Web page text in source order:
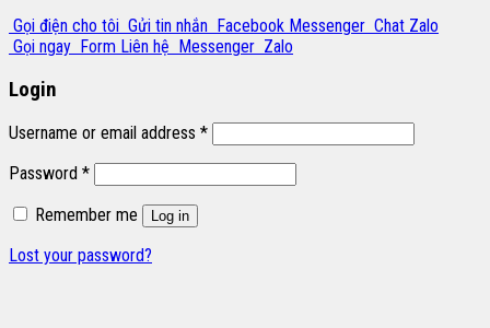
Gọi điện cho tôi Gửi tin nhắn Facebook Messenger Chat Zalo
Gọi ngay Form Liên hệ Messenger Zalo
Login
Username or email address *
Password *
Remember me
Log in
Lost your password?